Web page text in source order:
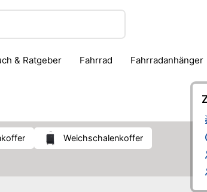
& Ratgeber Fahrrad Fahrradanhänger
Weichschalenkoffer